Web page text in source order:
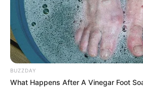
reconhecimento e justiça.
Matérias Bônus:
🧊 Recupere as Famílias desaparecidas
🧊Incentivo Financeiro: Plano de ação
🧊 8ª Parcela do Financiamento ACE
BUZZDAY
What Happens After A Vinegar Foot